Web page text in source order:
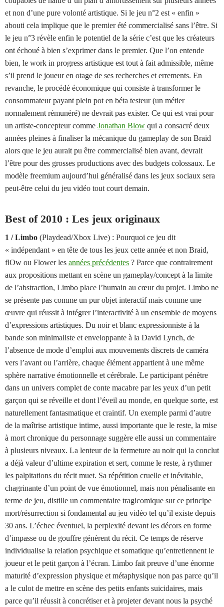
et non d’une pure volonté artistique. Si le jeu n°2 est « enfin »
abouti cela implique que le premier été commercialisé sans l’être. Si
le jeu n°3 révèle enfin le potentiel de la série c’est que les créateurs
ont échoué à bien s’exprimer dans le premier. Que l’on entende
bien, le work in progress artistique est tout à fait admissible, même
s’il prend le joueur en otage de ses recherches et errements. En
revanche, le procédé économique qui consiste à transformer le
consommateur payant plein pot en béta testeur (un métier
normalement rémunéré) ne devrait pas exister. Ce qui est vrai pour
un artiste-concepteur comme Jonathan Blow qui a consacré deux
années pleines à finaliser la mécanique du gameplay de son Braid
alors que le jeu aurait pu être commercialisé bien avant, devrait
l’être pour des grosses productions avec des budgets colossaux. Le
modèle freemium aujourd’hui généralisé dans les jeux sociaux sera
peut-être celui du jeu vidéo tout court demain.
Best of 2010 : Les jeux originaux
1 / Limbo (Playdead/Xbox Live) : Pourquoi ce jeu dit
« indépendant » en tête de tous les jeux cette année et non Braid,
flOw ou Flower les années précédentes ? Parce que contrairement
aux propositions mettant en scène un gameplay/concept à la limite
de l’abstraction, Limbo place l’humain au cœur du projet. Limbo ne
se présente pas comme un pur objet interactif mais comme une
œuvre qui réussit à intégrer l’interactivité à un ensemble de moyens
d’expressions artistiques. Du noir et blanc expressionniste à la
bande son minimaliste et enveloppante à la David Lynch, de
l’absence de mode d’emploi aux mouvements discrets de caméra
vers l’avant ou l’arrière, chaque élément appartient à une même
sphère narrative émotionnelle et cérébrale. Le participant pénètre
dans un univers complet de conte macabre par les yeux d’un petit
garçon qui se réveille et dont l’éveil au monde, en quelque sorte, est
naturellement fantasmatique et craintif. Un exemple parmi d’autre
de la maîtrise artistique intime, aussi importante que le reste, la mise
à mort chronique du personnage suggère elle aussi un commentaire
à plusieurs niveaux. La lenteur de la fermeture au noir qui la conclut
a déjà valeur d’ultime expiration et sert, comme le reste, à rythmer
les palpitations du récit muet. Sa répétition cruelle et inévitable,
chagrinante d’un point de vue émotionnel, mais non pénalisante en
terme de jeu, distille un commentaire tragicomique sur ce principe
mort/résurrection si fondamental au jeu vidéo tel qu’il existe depuis
30 ans. L’échec éventuel, la perplexité devant les décors en forme
d’impasse ou de gouffre génèrent du récit. Ce temps de réserve
individualise la relation psychique et somatique qu’entretiennent le
joueur et le petit garçon à l’écran. Limbo fait preuve d’une énorme
maturité d’expression physique et métaphysique non pas parce qu’il
a le culot de mettre en scène des petits enfants suicidaires, mais
parce qu’il réussit à concrétiser et à projeter devant nous la psyché